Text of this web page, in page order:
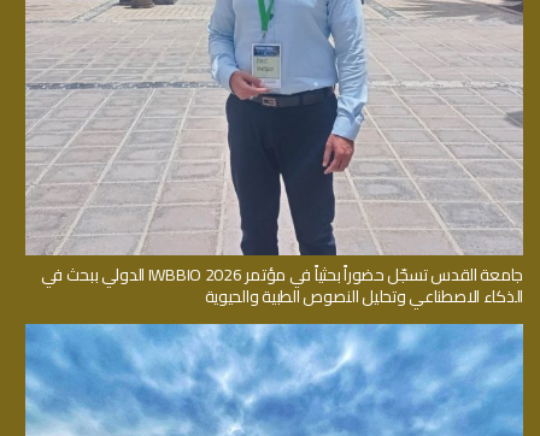
جامعة القدس تسجّل حضوراً بحثياً في مؤتمر IWBBIO 2026 الدولي ببحث في
الذكاء الاصطناعي وتحليل النصوص الطبية والحيوية